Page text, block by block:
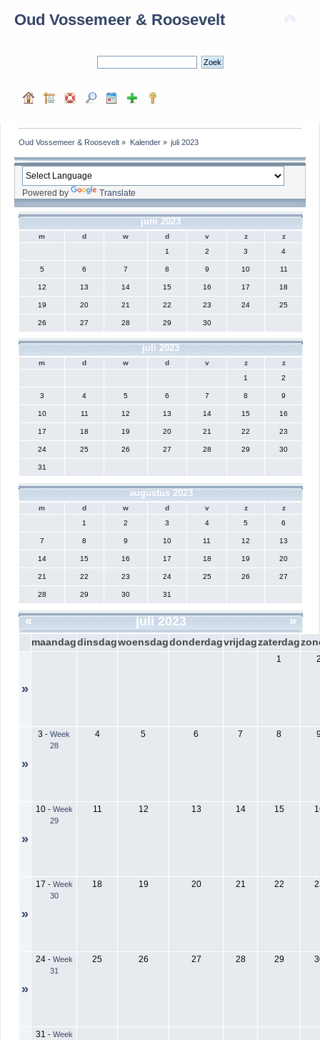
Oud Vossemeer & Roosevelt
Oud Vossemeer & Roosevelt » Kalender» juli 2023
Powered by Translate
juni 2023
m d w d v z
z
1
2 3 4
5 6 7 8 9 10 11
12 13 14 15 16 17 18
19 20 21 22 23 24 25
26 27 28 29 30
juli 2023
m d w d v z
z
1
2
3 4 5 6 7 8 9
10 11 12 13 14 15 16
17 18 19 20 21 22 23
24 25 26 27 28 29 30
31
augustus 2023
m d w d v z
z
1
2 3 4 5 6
7 8 9 10 11 12 13
14 15 16 17 18 19 20
21 22 23 24 25 26 27
28 29 30 31
« »
juli 2023
maandagdinsdagwoensdagdonderdagvrijdagzaterdag
»
1
»
3 - Week
28
4 5 6 7 8
»
10- Week
29
11 12 13 14 15
»
17 - Week
30
18 19 20 21 22
»
24- Week
31
25 26 27 28 29
31 - Week